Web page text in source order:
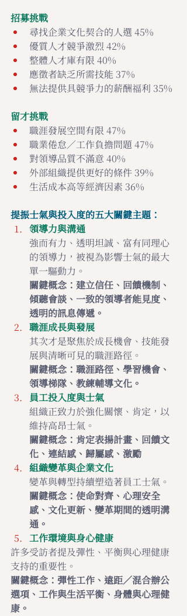
招募挑戰
尋找企業文化契合的人選 45%
優質人才競爭激烈 42%
整體人才庫有限 40%
應徵者缺乏所需技能 37%
無法提供具競爭力的薪酬福利 35%
留才挑戰
職涯發展空間有限 47%
職業倦怠／工作負擔問題 47%
對領導品質不滿意 40%
外部組織提供更好的條件 39%
生活成本高等經濟因素 36%
提振士氣與投入度的五大關鍵主題：
領導力與溝通
強而有力、透明坦誠、富有同理心
的領導力，被視為影響士氣的最大
單一驅動力。
關鍵概念：建立信任、回饋機制、
傾聽會談、一致的領導者能見度、
透明的訊息傳遞。
職涯成長與發展
其次才是聚焦於成長機會、技能發
展與清晰可見的職涯路徑。
關鍵概念：職涯路徑、學習機會、
領導梯隊、教練輔導文化。
員工投入度與士氣
組織正致力於強化關懷、肯定，以
維持高昂士氣。
關鍵概念：肯定表揚計畫、回饋文
化、連結感、歸屬感、激勵
組織變革與企業文化
變革與轉型持續塑造著員工士氣。
關鍵概念：使命對齊、心理安全
感、文化更新、變革期間的透明溝
通。
工作環境與身心健康
許多受訪者提及彈性、平衡與心理健康
支持的重要性。
關鍵概念：彈性工作、遠距／混合辦公
選項、工作與生活平衡、身體與心理健
康。